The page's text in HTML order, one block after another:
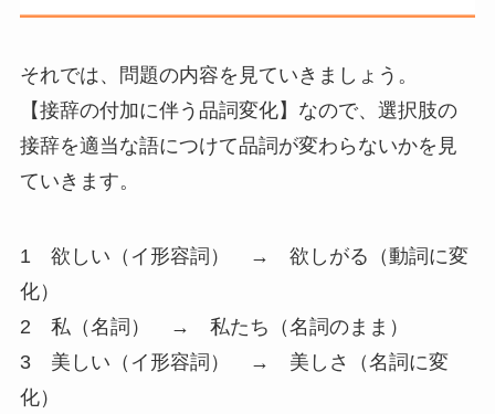
それでは、問題の内容を見ていきましょう。
【接辞の付加に伴う品詞変化】なので、選択肢の
接辞を適当な語につけて品詞が変わらないかを見
ていきます。
1 欲しい（イ形容詞） → 欲しがる（動詞に変
化）
2 私（名詞） → 私たち（名詞のまま）
3 美しい（イ形容詞） → 美しさ（名詞に変
化）